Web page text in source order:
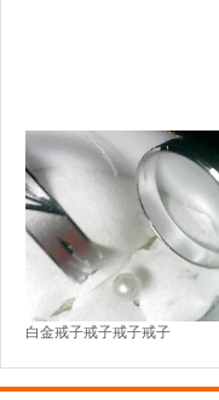
白金戒子戒子戒子戒子